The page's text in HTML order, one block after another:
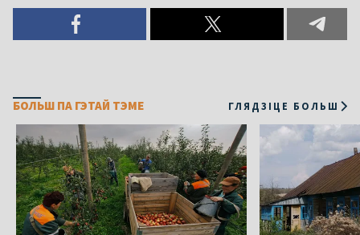
БОЛЬШ ПА ГЭТАЙ ТЭМЕ ГЛЯДЗІЦЕ БОЛЬШ